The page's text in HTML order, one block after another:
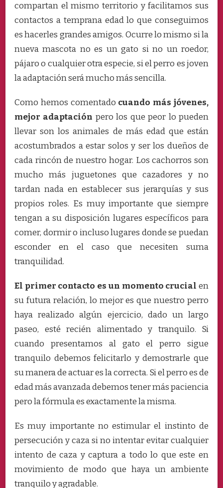
compartan el mismo territorio y facilitamos sus
contactos a temprana edad lo que conseguimos
es hacerles grandes amigos. Ocurre lo mismo si la
nueva mascota no es un gato si no un roedor,
pájaro o cualquier otra especie, si el perro es joven
la adaptación será mucho más sencilla.
Como hemos comentado cuando más jóvenes,
mejor adaptación pero los que peor lo pueden
llevar son los animales de más edad que están
acostumbrados a estar solos y ser los dueños de
cada rincón de nuestro hogar. Los cachorros son
mucho más juguetones que cazadores y no
tardan nada en establecer sus jerarquías y sus
propios roles. Es muy importante que siempre
tengan a su disposición lugares específicos para
comer, dormir o incluso lugares donde se puedan
esconder en el caso que necesiten suma
tranquilidad.
El primer contacto es un momento crucial en
su futura relación, lo mejor es que nuestro perro
haya realizado algún ejercicio, dado un largo
paseo, esté recién alimentado y tranquilo. Si
cuando presentamos al gato el perro sigue
tranquilo debemos felicitarlo y demostrarle que
su manera de actuar es la correcta. Si el perro es de
edad más avanzada debemos tener más paciencia
pero la fórmula es exactamente la misma.
Es muy importante no estimular el instinto de
persecución y caza si no intentar evitar cualquier
intento de caza y captura a todo lo que este en
movimiento de modo que haya un ambiente
tranquilo y agradable.